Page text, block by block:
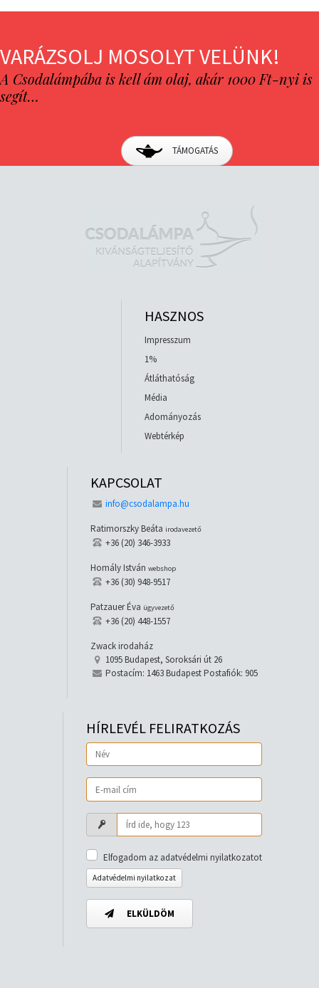
VARÁZSOLJ MOSOLYT VELÜNK!
A Csodalámpába is kell ám olaj, akár 1000 Ft-nyi is
segít…
TÁMOGATÁS
HASZNOS
Impresszum
1%
Átláthatóság
Média
Adományozás
Webtérkép
KAPCSOLAT
info@csodalampa.hu
Ratimorszky Beáta irodavezető
+36 (20) 346-3933
Homály István webshop
+36 (30) 948-9517
Patzauer Éva ügyvezető
+36 (20) 448-1557
Zwack irodaház
1095 Budapest, Soroksári út 26
Postacím: 1463 Budapest Postafiók: 905
HÍRLEVÉL FELIRATKOZÁS
Elfogadom az adatvédelmi nyilatkozatot
Adatvédelmi nyilatkozat
ELKÜLDÖM